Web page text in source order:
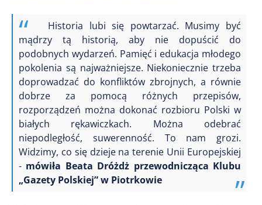
Historia lubi się powtarzać. Musimy być
mądrzy tą historią, aby nie dopuścić do
podobnych wydarzeń. Pamięć i edukacja młodego
pokolenia są najważniejsze. Niekoniecznie trzeba
doprowadzać do konfliktów zbrojnych, a równie
dobrze za pomocą różnych przepisów,
rozporządzeń można dokonać rozbioru Polski w
białych rękawiczkach.
Można odebrać
niepodległość, suwerenność. To nam grozi.
Widzimy, co się dzieje na terenie Unii Europejskiej
- mówiła Beata Dróżdż przewodnicząca Klubu
„Gazety Polskiej” w Piotrkowie